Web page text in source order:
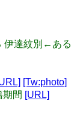
伊達紋別←ある
[Tw:photo]
間 [URL]